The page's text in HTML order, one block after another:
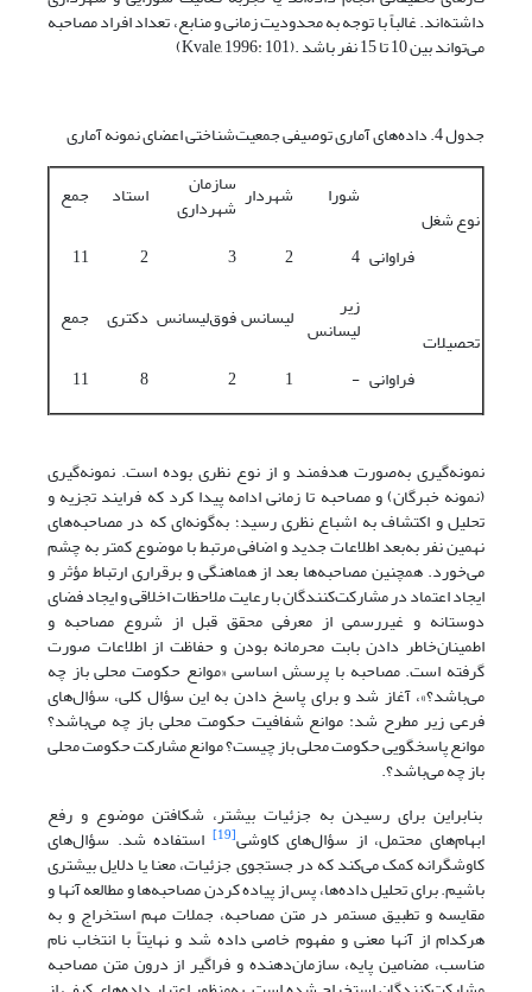
داشته‌اند. غالباً با توجه به محدودیت زمانی و منابع، تعداد افراد مصاحبه
می‌تواند بین 10 تا 15 نفر باشد .(Kvale, 1996: 101)
جدول 4. داده‌های آماری توصیفی جمعیت‌شناختی اعضای نمونه آماری
نوع شغل
شورا شهردار سازمان
شهرداری استاد
جمع
فراوانی 4
2
3
2
11
تحصیلات
زیر
لیسانس لیسانسفوق‌لیسانس دکتری جمع
فراوانی -
1
2
8
11
نمونه‌گیری به‌صورت هدفمند و از نوع نظری بوده است. نمونه‌گیری
(نمونه خبرگان) و مصاحبه تا زمانی ادامه پیدا کرد که فرایند تجزیه و
تحلیل و اکتشاف به اشباع نظری رسید؛ به‌گونه‌ای که در مصاحبه‌های
نهمین نفر به‌بعد اطلاعات جدید و اضافی مرتبط با موضوع کمتر به چشم
می‌خورد. همچنین مصاحبه‌ها بعد از هماهنگی و برقراری ارتباط مؤثر و
ایجاد اعتماد در مشارکت‌کنندگان با رعایت ملاحظات اخلاقی و ایجاد فضای
دوستانه و غیررسمی از معرفی محقق قبل از شروع مصاحبه و
اطمینان‌خاطر دادن بابت محرمانه بودن و حفاظت از اطلاعات صورت
گرفته است. مصاحبه با پرسش اساسی «موانع حکومت محلی باز چه
می‌باشد؟»، آغاز شد و برای پاسخ دادن به این سؤال کلی، سؤال‌های
فرعی زیر مطرح شد: موانع شفافیت حکومت محلی باز چه می‌باشد؟
موانع پاسخگویی حکومت محلی باز چیست؟ موانع مشارکت حکومت محلی
باز چه می‌باشد؟.
بنابراین برای رسیدن به جزئیات بیشتر، شکافتن موضوع و رفع
ابهام‌های محتمل، از سؤال‌های کاوشی[19] استفاده شد. سؤال‌های
کاوشگرانه کمک می‌کند که در جستجوی جزئیات، معنا یا دلایل بیشتری
باشیم. برای تحلیل داده‌ها، پس از پیاده کردن مصاحبه‌ها و مطالعه آنها و
مقایسه و تطبیق مستمر در متن مصاحبه، جملات مهم استخراج و به
هرکدام از آنها معنی و مفهوم خاصی داده شد و نهایتاً با انتخاب نام
مناسب، مضامین پایه، سازمان‌دهنده و فراگیر از درون متن مصاحبه